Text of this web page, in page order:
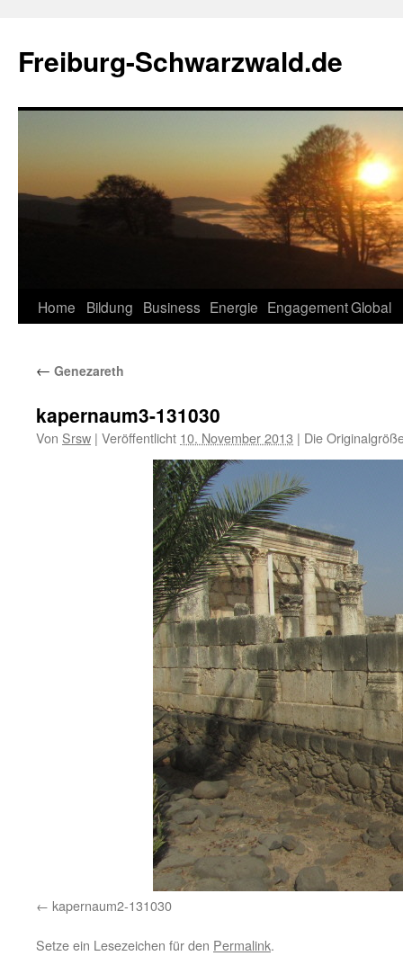
springen
Freiburg-Schwarzwald.de
Home Bildung Business Energie EngagementGlobal
← Genezareth
kapernaum3-131030
Von Srsw | Veröffentlicht 10. November 2013 | Die
kapernaum2-131030
Setze ein Lesezeichen für den Permalink.